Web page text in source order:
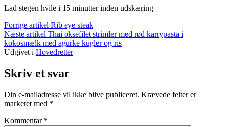
Lad stegen hvile i 15 minutter inden udskæring
Læs
videre
Forrige artikel Rib eye steak
Næste artikel Thai oksefilet strimler med rød karrypasta i
kokosmælk med agurke kugler og ris
Udgivet i Hovedretter
Skriv et svar
Din e-mailadresse vil ikke blive publiceret. Krævede felter er
markeret med *
Kommentar *